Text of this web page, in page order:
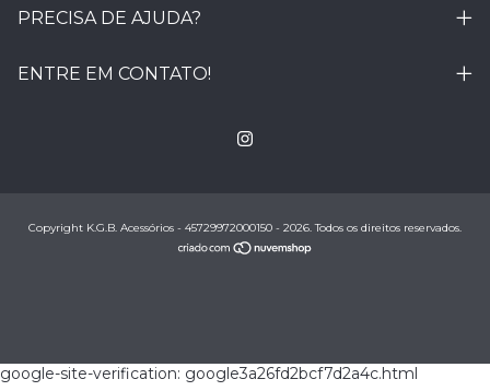
PRECISA DE AJUDA?
ENTRE EM CONTATO!
Copyright K.G.B. Acessórios - 45729972000150 - 2026. Todos os direitos reservados.
google-site-verification: google3a26fd2bcf7d2a4c.html